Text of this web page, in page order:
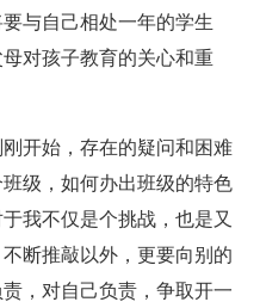
与自己相处一年的学生
对孩子教育的关心和重
开始，存在的疑问和困难
级，如何办出班级的特色
我不仅是个挑战，也是又
断推敲以外，更要向别的
，对自己负责，争取开一